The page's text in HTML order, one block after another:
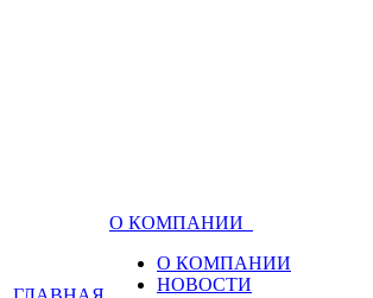
О КОМПАНИИ
О КОМПАНИИ
НОВОСТИ